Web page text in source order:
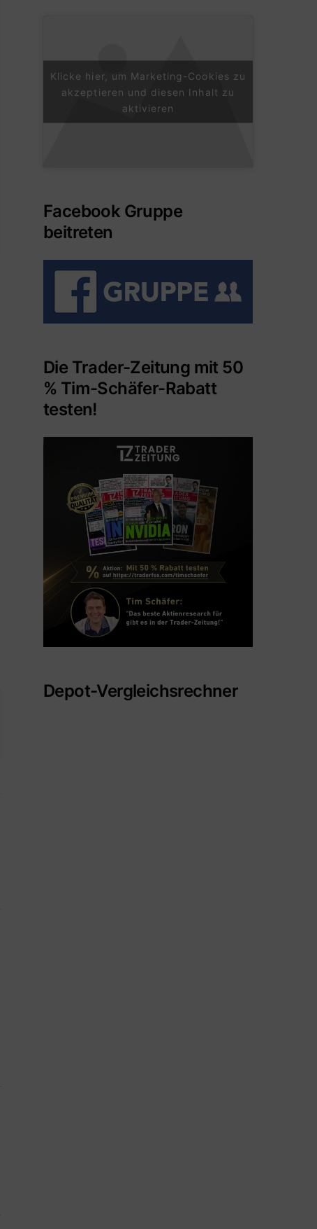
Klicke hier, um Marketing-Cookies zu
akzeptieren und diesen Inhalt zu
aktivieren
Facebook Gruppe
beitreten
Die Trader-Zeitung mit 50
% Tim-Schäfer-Rabatt
testen!
Depot-Vergleichsrechner